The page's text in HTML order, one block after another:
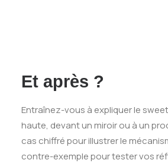
Et après ?
Entraînez-vous à expliquer le
haute, devant un miroir ou à un
cas chiffré pour illustrer le
contre-exemple pour tester vos